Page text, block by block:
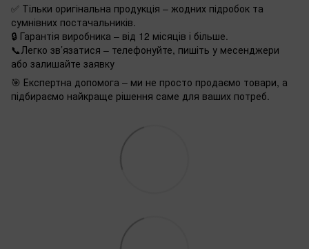
✅ Тільки оригінальна продукція – жодних підробок та
сумнівних постачальників.
🔒 Гарантія виробника – від 12 місяців і більше.
📞Легко зв’язатися – телефонуйте, пишіть у месенджери
або залишайте заявку
🎯 Експертна допомога – ми не просто продаємо товари, а
підбираємо найкраще рішення саме для ваших потреб.